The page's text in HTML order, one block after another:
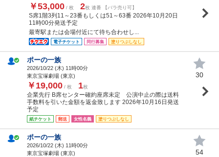
￥53,000 / 枚 2枚 連番 【バラ売り可】
S席1階3列11～23番もしくは51～63番 2026年10月20日
11時00分発送予定
最寄駅または会場付近にて待ち合わせし...
電子チケット 同行募集 塗りつぶしなし
ポーの一族
2026/10/22 (木) 11時00分
東京宝塚劇場 (東京)
￥19,000 / 枚 1枚
企業先行 B席センター確約座席未定 公演中止の際は送料
手数料を引いた金額を返金致します 2026年10月16日発送
予定
紙チケット 郵送 女性名義 塗りつぶしなし
30
ポーの一族
2026/10/22 (木) 11時00分
東京宝塚劇場 (東京)
54